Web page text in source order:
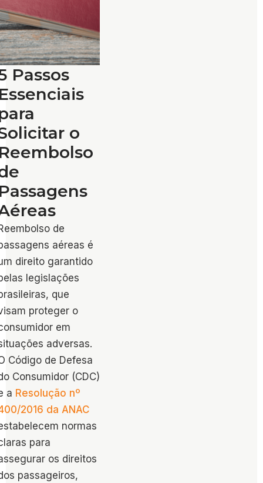
Passos
o
de
aéreas é
direito garantido
legislações
que
proteger o
em
adversas.
Código de Defesa
Consumidor (CDC)
a Resolução nº
2016 da ANAC
normas
para
os direitos
passageiros,